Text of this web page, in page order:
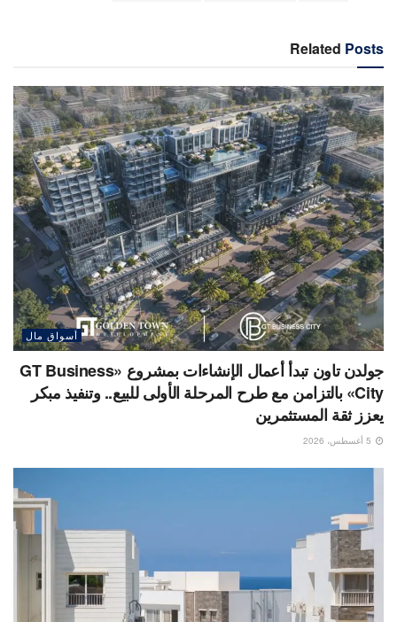
Related Posts
أسواق مال
جولدن تاون تبدأ أعمال الإنشاءات بمشروع «GT Business
City» بالتزامن مع طرح المرحلة الأولى للبيع.. وتنفيذ مبكر
يعزز ثقة المستثمرين